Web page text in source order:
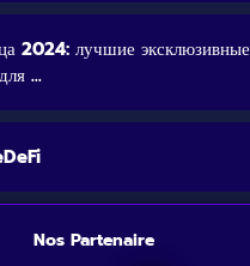
2024: лучшие эксклюзивные
...
Nos Partenaire